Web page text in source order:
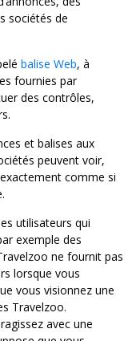
sociétés de
balise Web, à
fournies par
des contrôles,
et balises aux
peuvent voir,
comme si
utilisateurs qui
exemple des
ne fournit pas
lorsque vous
vous visionnez une
Travelzoo.
avec une